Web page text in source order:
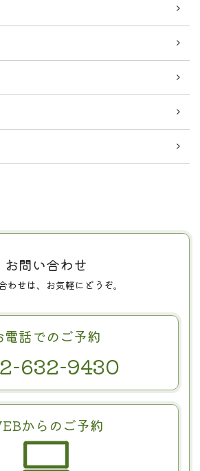
お問い合わせ
わせは、お気軽にどうぞ。
電話でのご予約
632-9430
からのご予約